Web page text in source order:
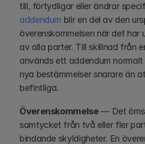
addendum blir en del av den
överenskommelsen när det har
av alla parter. Till skillnad från
används ett addendum
nya bestämmelser snarare än
befintliga.
Överenskommelse — Det
samtycket från två eller fler
bindande skyldigheter. En